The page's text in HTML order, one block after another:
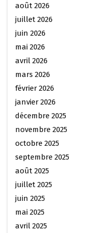
août 2026
juillet 2026
juin 2026
mai 2026
avril 2026
mars 2026
février 2026
janvier 2026
décembre 2025
novembre 2025
octobre 2025
septembre 2025
août 2025
juillet 2025
juin 2025
mai 2025
avril 2025